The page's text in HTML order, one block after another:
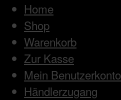
Home
Shop
Warenkorb
Zur Kasse
Mein Benutzerkonto
Händlerzugang